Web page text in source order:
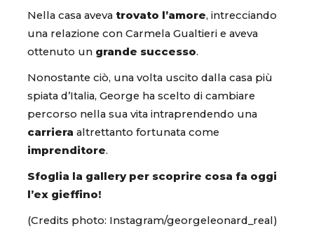
Nella casa aveva trovato l’amore, intrecciando
una relazione con Carmela Gualtieri e aveva
ottenuto un grande successo.
Nonostante ciò, una volta uscito dalla casa più
spiata d’Italia, George ha scelto di cambiare
percorso nella sua vita intraprendendo una
carriera altrettanto fortunata come
imprenditore.
Sfoglia la gallery per scoprire cosa fa oggi
l’ex gieffino!
(Credits photo: Instagram/georgeleonard_real)